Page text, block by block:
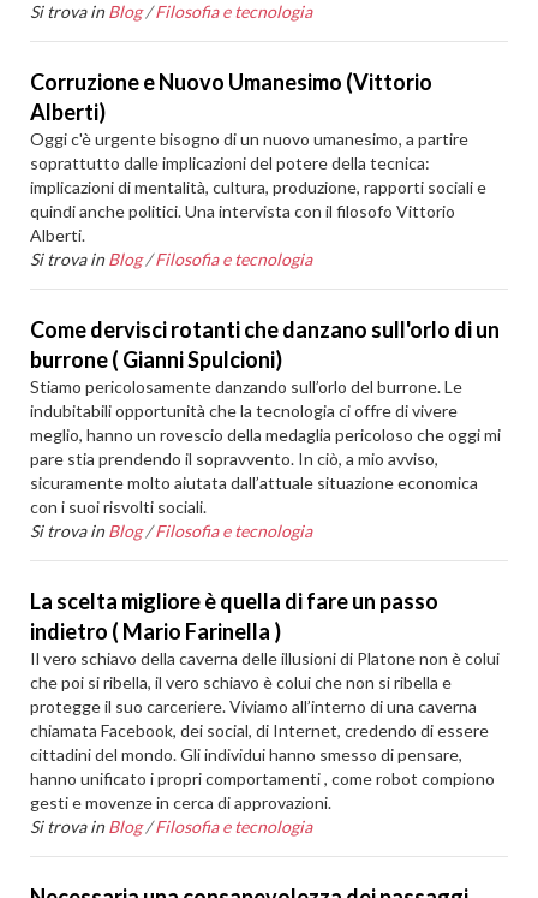
Si trova in Blog /Filosofia e tecnologia
Corruzione e Nuovo Umanesimo (Vittorio
Alberti)
Oggi c'è urgente bisogno di un nuovo umanesimo, a partire
soprattutto dalle implicazioni del potere della tecnica:
implicazioni di mentalità, cultura, produzione, rapporti sociali e
quindi anche politici. Una intervista con il filosofo Vittorio
Alberti.
Si trova in Blog /Filosofia e tecnologia
Come dervisci rotanti che danzano sull'orlo di un
burrone ( Gianni Spulcioni)
Stiamo pericolosamente danzando sull’orlo del burrone. Le
indubitabili opportunità che la tecnologia ci offre di vivere
meglio, hanno un rovescio della medaglia pericoloso che oggi mi
pare stia prendendo il sopravvento. In ciò, a mio avviso,
sicuramente molto aiutata dall’attuale situazione economica
con i suoi risvolti sociali.
Si trova in Blog /Filosofia e tecnologia
La scelta migliore è quella di fare un passo
indietro ( Mario Farinella )
Il vero schiavo della caverna delle illusioni di Platone non è colui
che poi si ribella, il vero schiavo è colui che non si ribella e
protegge il suo carceriere. Viviamo all’interno di una caverna
chiamata Facebook, dei social, di Internet, credendo di essere
cittadini del mondo. Gli individui hanno smesso di pensare,
hanno unificato i propri comportamenti , come robot compiono
gesti e movenze in cerca di approvazioni.
Si trova in Blog /Filosofia e tecnologia